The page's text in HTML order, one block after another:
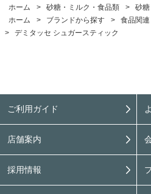
ホーム > 砂糖・ミルク・食品類 > 砂
ホーム
> ブランドから探す >
食品関連
>
デミタッセ シュガースティック
ご利用ガイド
店舗案内
採用情報